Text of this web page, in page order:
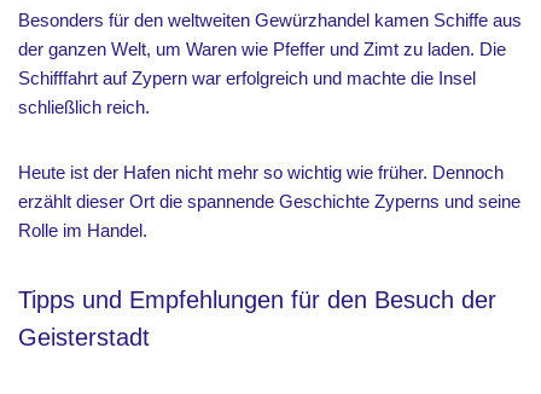
Besonders für den weltweiten Gewürzhandel kamen Schiffe aus
der ganzen Welt, um Waren wie Pfeffer und Zimt zu laden. Die
Schifffahrt auf Zypern war erfolgreich und machte die Insel
schließlich reich.
Heute ist der Hafen nicht mehr so wichtig wie früher. Dennoch
erzählt dieser Ort die spannende Geschichte Zyperns und seine
Rolle im Handel.
Tipps und Empfehlungen für den Besuch der
Geisterstadt